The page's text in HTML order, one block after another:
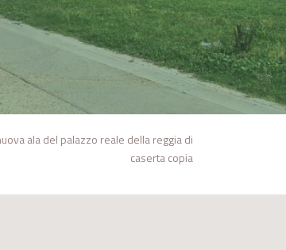
ala del palazzo reale della reggia di
caserta copia